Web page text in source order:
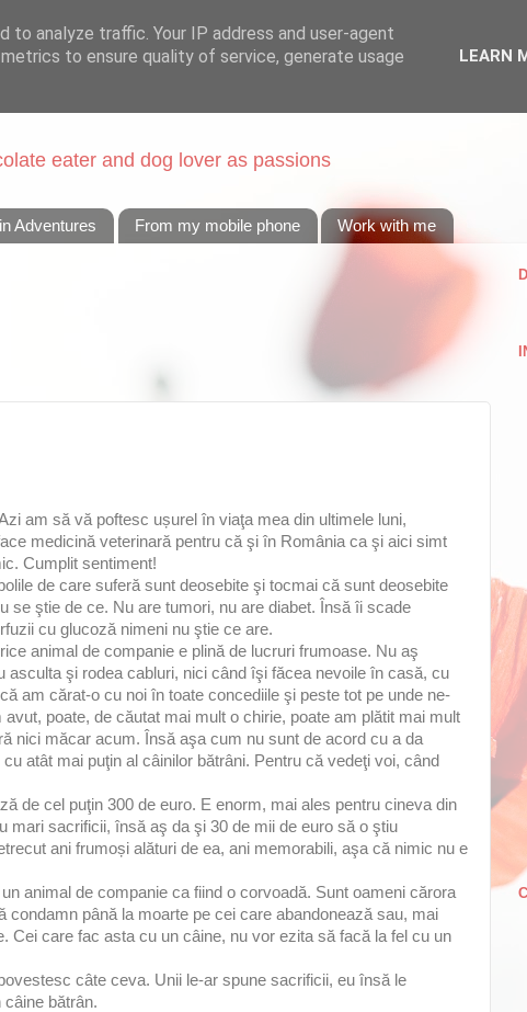
eater and dog lover as passions
Adventures From my mobile phone Work with me
am să vă poftesc ușurel în viaţa mea din ultimele luni,
medicină veterinară pentru că şi în România ca şi aici simt
Cumplit sentiment!
de care suferă sunt deosebite şi tocmai că sunt deosebite
se ştie de ce. Nu are tumori, nu are diabet. Însă îi scade
cu glucoză nimeni nu ştie ce are.
animal de companie e plină de lucruri frumoase. Nu aş
şi rodea cabluri, nici când îşi făcea nevoile în casă, cu
am cărat-o cu noi în toate concediile şi peste tot pe unde ne-
poate, de căutat mai mult o chirie, poate am plătit mai mult
nici măcar acum. Însă aşa cum nu sunt de acord cu a da
atât mai puţin al câinilor bătrâni. Pentru că vedeţi voi, când
de cel puţin 300 de euro. E enorm, mai ales pentru cineva din
mari sacrificii, însă aş da şi 30 de mii de euro să o ştiu
ani frumoși alături de ea, ani memorabili, aşa că nimic nu e
animal de companie ca fiind o corvoadă. Sunt oameni cărora
până la moarte pe cei care abandonează sau, mai
Cei care fac asta cu un câine, nu vor ezita să facă la fel cu un
câte ceva. Unii le-ar spune sacrificii, eu însă le
bătrân.
analyze traffic. Your IP address and user-agent
to ensure quality of service, generate usage
LEARN